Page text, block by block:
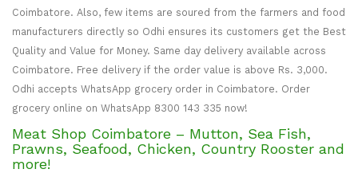
Coimbatore. Also, few items are soured from the farmers and food
manufacturers directly so Odhi ensures its customers get the Best
Quality and Value for Money. Same day delivery available across
Coimbatore. Free delivery if the order value is above Rs. 3,000.
Odhi accepts WhatsApp grocery order in Coimbatore. Order
grocery online on WhatsApp 8300 143 335 now!
Meat Shop Coimbatore – Mutton, Sea Fish,
Prawns, Seafood, Chicken, Country Rooster and
more!